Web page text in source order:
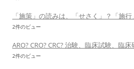
「施策」の読みは、「せさく」？「施行
2件のビュー
ARO? CRO? CRC? 治験、臨床試験、臨
2件のビュー